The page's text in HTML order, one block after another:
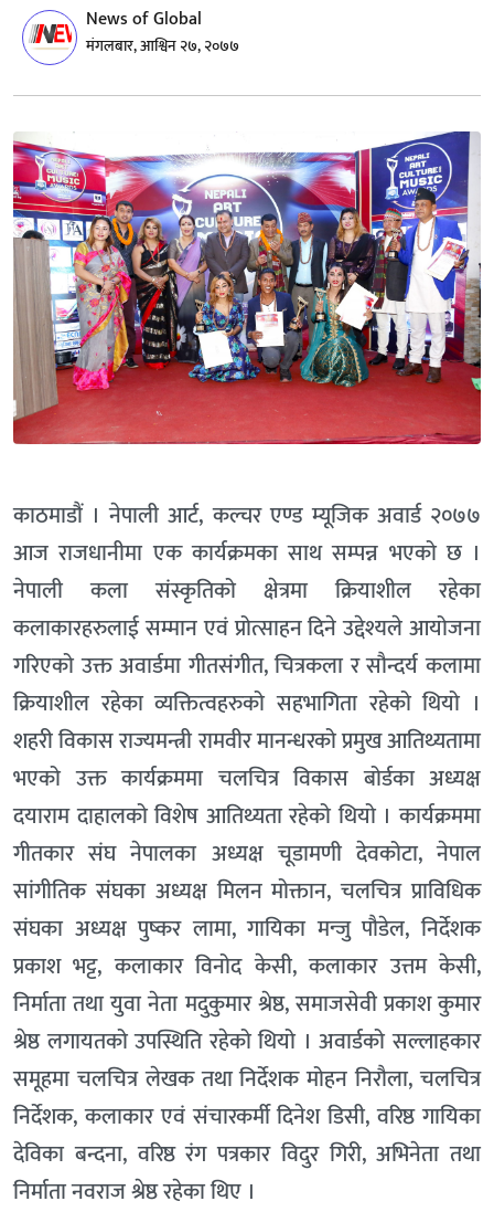
News of Global
मंगलबार, आश्विन २७, २०७७
काठमाडौं । नेपाली आर्ट, कल्चर एण्ड म्यूजिक अवार्ड २०७७
आज राजधानीमा एक कार्यक्रमका साथ सम्पन्न भएको छ ।
नेपाली कला संस्कृतिको क्षेत्रमा क्रियाशील रहेका
कलाकारहरुलाई सम्मान एवं प्रोत्साहन दिने उद्देश्यले आयोजना
गरिएको उक्त अवार्डमा गीतसंगीत, चित्रकला र सौन्दर्य कलामा
क्रियाशील रहेका व्यक्तित्वहरुको सहभागिता रहेको थियो ।
शहरी विकास राज्यमन्त्री रामवीर मानन्धरको प्रमुख आतिथ्यतामा
भएको उक्त कार्यक्रममा चलचित्र विकास बोर्डका अध्यक्ष
दयाराम दाहालको विशेष आतिथ्यता रहेको थियो । कार्यक्रममा
गीतकार संघ नेपालका अध्यक्ष चूडामणी देवकोटा, नेपाल
सांगीतिक संघका अध्यक्ष मिलन मोक्तान, चलचित्र प्राविधिक
संघका अध्यक्ष पुष्कर लामा, गायिका मन्जु पौडेल, निर्देशक
प्रकाश भट्ट, कलाकार विनोद केसी, कलाकार उत्तम केसी,
निर्माता तथा युवा नेता मदुकुमार श्रेष्ठ, समाजसेवी प्रकाश कुमार
श्रेष्ठ लगायतको उपस्थिति रहेको थियो । अवार्डको सल्लाहकार
समूहमा चलचित्र लेखक तथा निर्देशक मोहन निरौला, चलचित्र
निर्देशक, कलाकार एवं संचारकर्मी दिनेश डिसी, वरिष्ठ गायिका
देविका बन्दना, वरिष्ठ रंग पत्रकार विदुर गिरी, अभिनेता तथा
निर्माता नवराज श्रेष्ठ रहेका थिए ।